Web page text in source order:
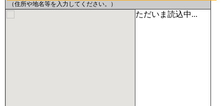
（住所や地名等を入力してください。）
ただいま読込中...